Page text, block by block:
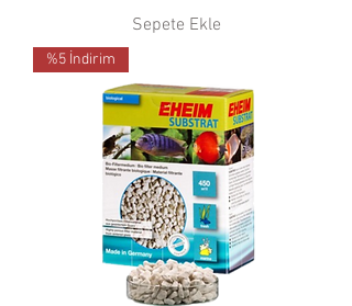
Sepete Ekle
%5 İndirim